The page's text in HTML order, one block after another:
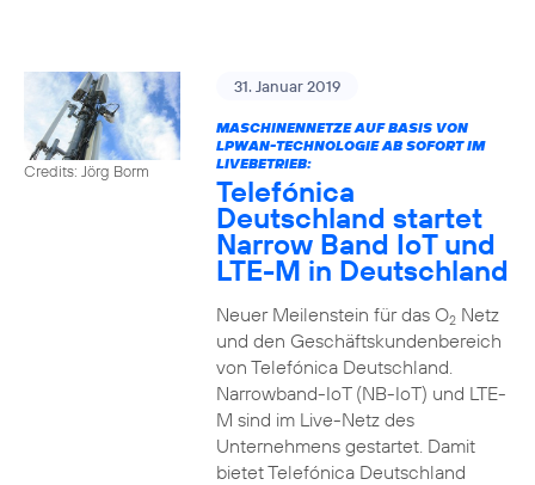
Credits: Jörg Borm
31. Januar 2019
MASCHINENNETZE AUF BASIS VON
LPWAN-TECHNOLOGIE AB SOFORT IM
LIVEBETRIEB:
Telefónica
Deutschland startet
Narrow Band IoT und
LTE-M in Deutschland
Neuer Meilenstein für das O2Netz
und den Geschäftskundenbereich
von Telefónica Deutschland.
Narrowband-IoT (NB-IoT) und LTE-
M sind im Live-Netz des
Unternehmens gestartet. Damit
bietet Telefónica Deutschland